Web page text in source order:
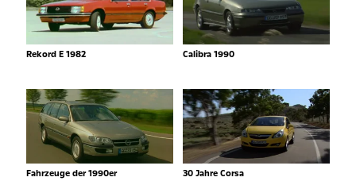
Rekord E 1982 Calibra 1990
Fahrzeuge der 1990er 30 Jahre Corsa